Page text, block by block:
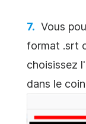
Vous
format .srt
choisissez
dans le